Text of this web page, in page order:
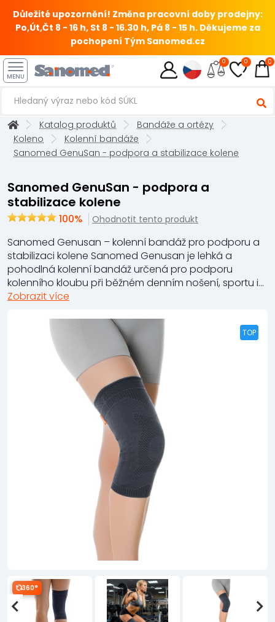
Důležité upozornění! Změna pracovní doby prodejny:
Po,Út,Čt 8 - 16 h, St 8 - 16.30 h, Pá 8 - 15 h. Děkujeme za
pochopení Tým Sanomed.cz
MENU
0 0 0
Katalog produktů
Bandáže a ortézy
Koleno
Kolenní bandáže
Sanomed GenuSan - podpora a stabilizace kolene
Sanomed GenuSan - podpora a
stabilizace kolene
100% Ohodnotit tento produkt
Sanomed Genusan – kolenní bandáž pro podporu a
stabilizaci kolene Sanomed Genusan je lehká a
pohodlná kolenní bandáž určená pro podporu
kolenního kloubu při běžném denním nošení, sportu i...
Zobrazit více
TOP
360°